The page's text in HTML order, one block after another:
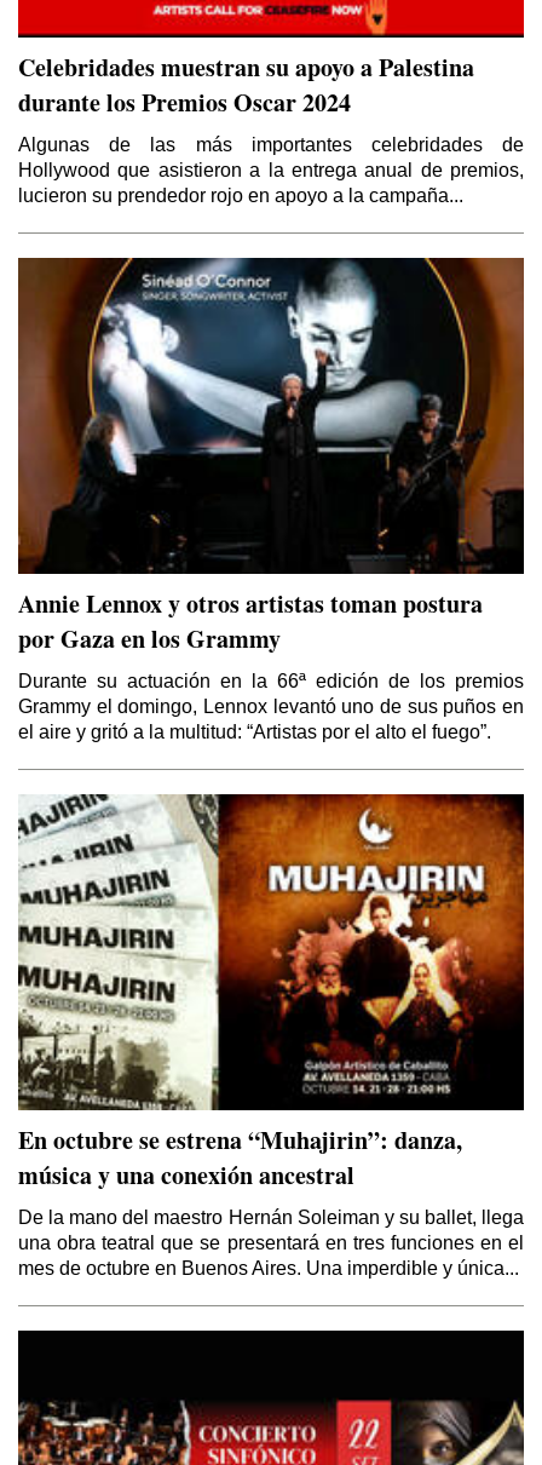
Celebridades muestran su apoyo a Palestina
durante los Premios Oscar 2024
Algunas de las más importantes celebridades de
Hollywood que asistieron a la entrega anual de premios,
lucieron su prendedor rojo en apoyo a la campaña...
Annie Lennox y otros artistas toman postura
por Gaza en los Grammy
Durante su actuación en la 66ª edición de los premios
Grammy el domingo, Lennox levantó uno de sus puños en
el aire y gritó a la multitud: “Artistas por el alto el fuego”.
En octubre se estrena “Muhajirin”: danza,
música y una conexión ancestral
De la mano del maestro Hernán Soleiman y su ballet, llega
una obra teatral que se presentará en tres funciones en el
mes de octubre en Buenos Aires. Una imperdible y única...